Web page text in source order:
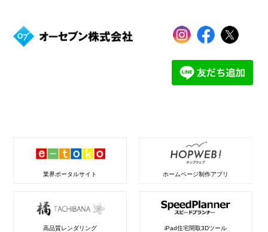
業界ポータルサイト ホームページ制作アプリ
高品質レンダリング iPad住宅間取3Dツール